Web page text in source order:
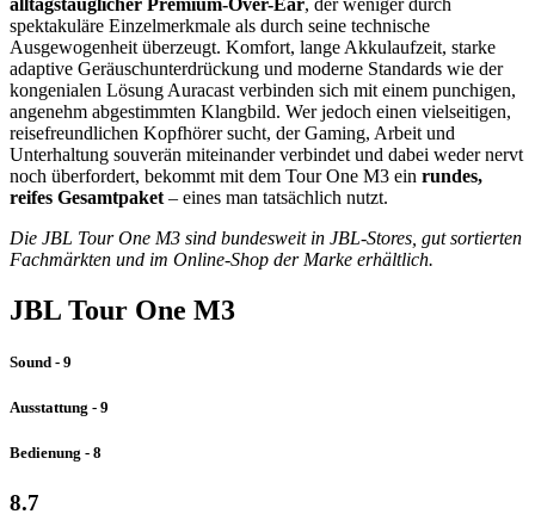
alltagstauglicher Premium-Over-Ear, der weniger durch
spektakuläre Einzelmerkmale als durch seine technische
Ausgewogenheit überzeugt. Komfort, lange Akkulaufzeit, starke
adaptive Geräuschunterdrückung und moderne Standards wie der
kongenialen Lösung Auracast verbinden sich mit einem punchigen,
angenehm abgestimmten Klangbild. Wer jedoch einen vielseitigen,
reisefreundlichen Kopfhörer sucht, der Gaming, Arbeit und
Unterhaltung souverän miteinander verbindet und dabei weder nervt
noch überfordert, bekommt mit dem Tour One M3 ein rundes,
reifes Gesamtpaket – eines man tatsächlich nutzt.
Die JBL Tour One M3 sind bundesweit in JBL-Stores, gut sortierten
Fachmärkten und im Online-Shop der Marke erhältlich.
JBL Tour One M3
Sound - 9
Ausstattung - 9
Bedienung - 8
8.7